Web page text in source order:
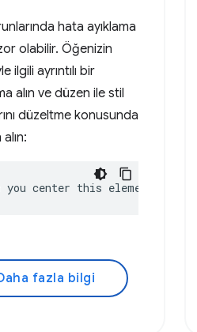
hata ayıklama
olabilir. Öğenizin
ilgili ayrıntılı bir
alın ve düzen ile stil
düzeltme konusunda
you center this element?
fazla bilgi